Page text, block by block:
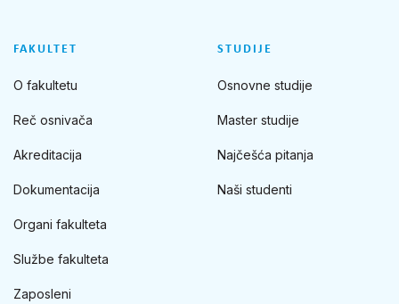
FAKULTET
O fakultetu
Reč osnivača
Akreditacija
Dokumentacija
Organi fakulteta
Službe fakulteta
Zaposleni
STUDIJE
Osnovne studije
Master studije
Najčešća pitanja
Naši studenti